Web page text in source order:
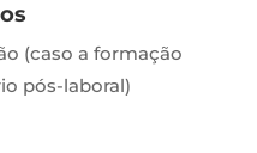
(caso a formação
pós-laboral)